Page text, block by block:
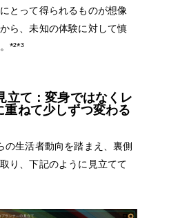
とって得られるものが想像
ら、未知の体験に対して慎
*²*³
立て：変身ではなくレ
ねて少しずつ変わる
の生活者動向を踏まえ、裏側
り、下記のように見立てて